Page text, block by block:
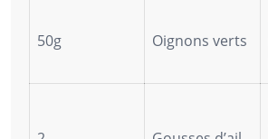
50g Oignons verts